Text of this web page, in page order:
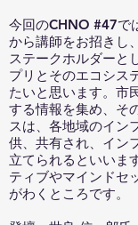
今回のCHNO #47で
から講師をお招きし
ステークホルダーと
プリとそのエコシス
たいと思います。市
する情報を集め、そ
スは、各地域のイン
供、共有され、イン
立てられるといいま
ティブやマインドセ
がわくところです。